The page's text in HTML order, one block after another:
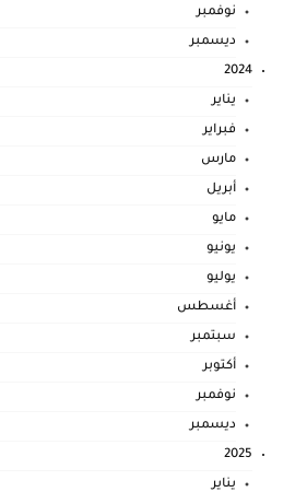
نوفمبر
ديسمبر
2024
يناير
فبراير
مارس
أبريل
مايو
يونيو
يوليو
أغسطس
سبتمبر
أكتوبر
نوفمبر
ديسمبر
2025
يناير